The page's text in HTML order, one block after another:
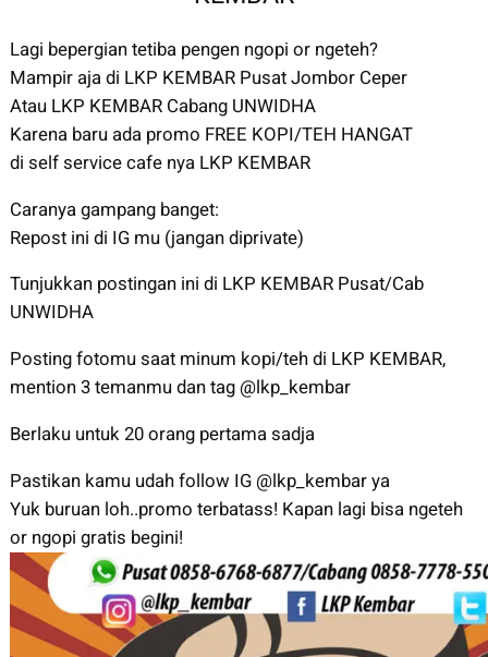
Lagi bepergian tetiba pengen ngopi or ngeteh?
Mampir aja di LKP KEMBAR Pusat Jombor Ceper
Atau LKP KEMBAR Cabang UNWIDHA
Karena baru ada promo FREE KOPI/TEH HANGAT
di self service cafe nya LKP KEMBAR
Caranya gampang banget:
Repost ini di IG mu (jangan diprivate)
Tunjukkan postingan ini di LKP KEMBAR Pusat/Cab
UNWIDHA
Posting fotomu saat minum kopi/teh di LKP KEMBAR,
mention 3 temanmu dan tag @lkp_kembar
Berlaku untuk 20 orang pertama sadja
Pastikan kamu udah follow IG @lkp_kembar ya
Yuk buruan loh..promo terbatass! Kapan lagi bisa ngeteh
or ngopi gratis begini!